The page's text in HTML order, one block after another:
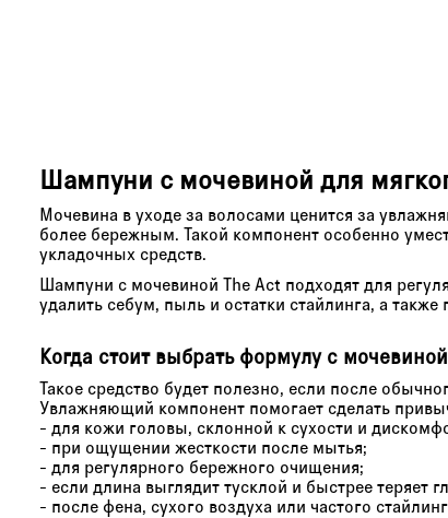
Шампуни с мочевиной для
Мочевина в уходе за волосами ценится за
более бережным. Такой компонент особенно
укладочных средств.
Шампуни с мочевиной The Act подходят для
удалить себум, пыль и остатки стайлинга, а
Когда стоит выбрать формулу с мочевиной
Такое средство будет полезно, если после
Увлажняющий компонент помогает сделать
- для кожи головы, склонной к сухости и
- при ощущении жесткости после мытья;
- для регулярного бережного очищения;
- если длина выглядит тусклой и быстрее теряет
- после фена, сухого воздуха или частого